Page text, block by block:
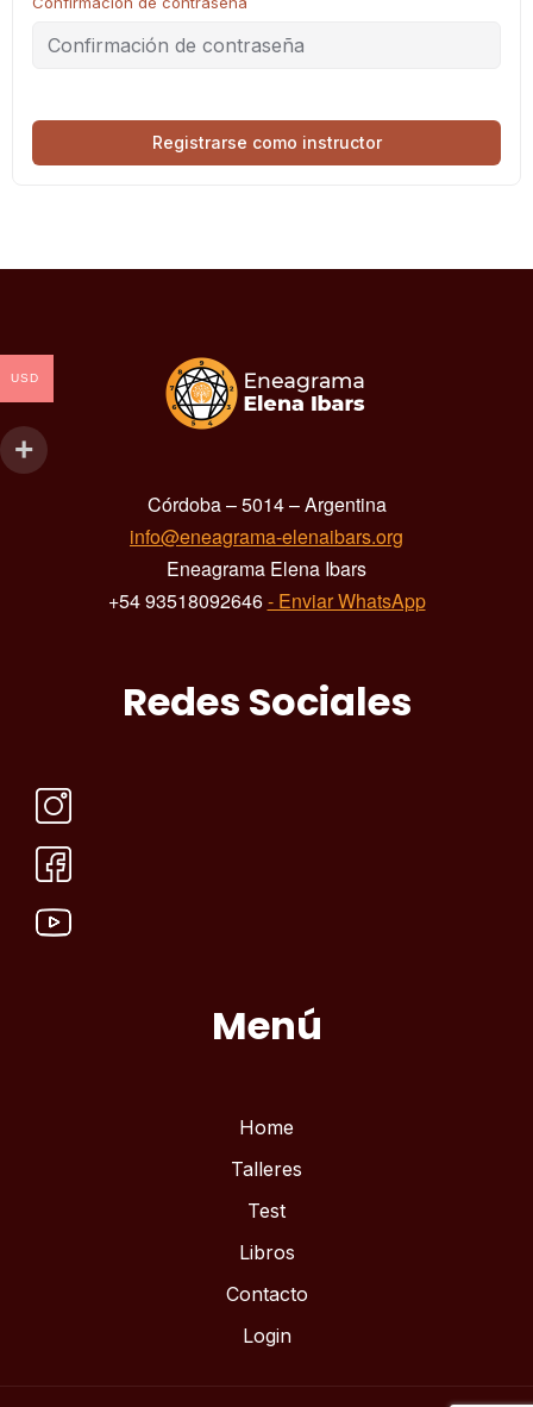
Registrarse como instructor
Córdoba – 5014 – Argentina
info@eneagrama-elenaibars.org
Eneagrama Elena Ibars
+54 93518092646- Enviar WhatsApp
Redes Sociales
Menú
Home
Talleres
Test
Libros
Contacto
Login
USD